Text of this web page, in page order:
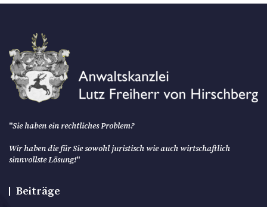
"Sie haben ein rechtliches Problem?
Wir haben die für Sie sowohl juristisch wie auch wirtschaftlich
sinnvollste Lösung!"
Beiträge